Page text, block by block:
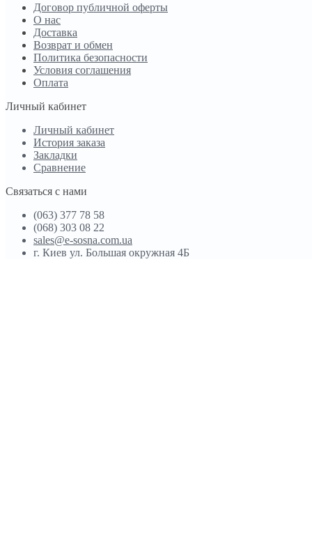
Договор публичной оферты
О нас
Доставка
Возврат и обмен
Политика безопасности
Условия соглашения
Оплата
Личный кабинет
Личный кабинет
История заказа
Закладки
Сравнение
Связаться с нами
(063) 377 78 58
(068) 303 08 22
sales@e-sosna.com.ua
г. Киев ул. Большая окружная 4Б